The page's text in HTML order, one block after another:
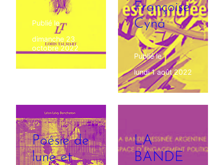
Publié le
dimanche 23
octobre 2022
Françoise
Cyna
Publié le
lundi 1 août 2022
Poésie de
lune et
LA
BANDE